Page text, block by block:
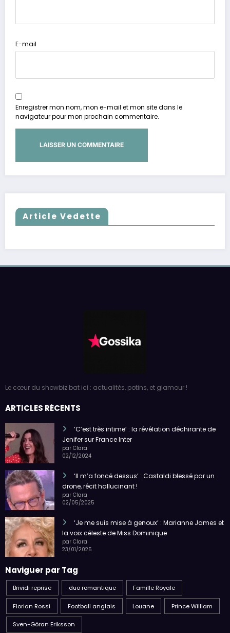
E-mail
Enregistrer mon nom, mon e-mail et mon site dans le
navigateur pour mon prochain commentaire.
Article Vedette
Le cœur du showbiz bat ici : actualités, potins, et glamour !
ARTICLES RÉCENTS
‘C’est très intime’ : la révélation déchirante de
Jenifer sur France Inter
par Clara
02/12/2024
‘Il m’a foncé dessus’ : Castaldi blessé par un
drone, récit hallucinant !
par Clara
02/05/2025
‘Je me suis mise à genoux’ : Marianne James et
la voix céleste de Miss Dominique
par Clara
23/01/2025
Naviguer par Tag
Brividi reprise duo romantique Famille Royale
Florian Rossi Football anglais Louane Prince William
Sven-Göran Eriksson